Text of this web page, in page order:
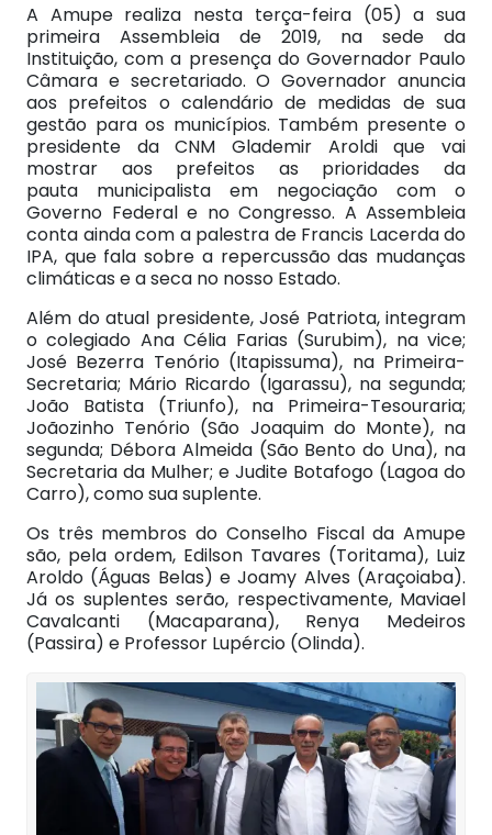
A Amupe realiza nesta terça-feira (05) a sua
primeira Assembleia de 2019, na sede da
Instituição, com a presença do Governador Paulo
Câmara e secretariado. O Governador anuncia
aos prefeitos o calendário de medidas de sua
gestão para os municípios. Também presente o
presidente da CNM Glademir Aroldi que vai
mostrar aos prefeitos as prioridades da
pauta municipalista em negociação com o
Governo Federal e no Congresso. A Assembleia
conta ainda com a palestra de Francis Lacerda do
IPA, que fala sobre a repercussão das mudanças
climáticas e a seca no nosso Estado.
Além do atual presidente, José Patriota, integram
o colegiado Ana Célia Farias (Surubim), na vice;
José Bezerra Tenório (Itapissuma), na Primeira-
Secretaria; Mário Ricardo (Igarassu), na segunda;
João Batista (Triunfo), na Primeira-Tesouraria;
Joãozinho Tenório (São Joaquim do Monte), na
segunda; Débora Almeida (São Bento do Una), na
Secretaria da Mulher; e Judite Botafogo (Lagoa do
Carro), como sua suplente.
Os três membros do Conselho Fiscal da Amupe
são, pela ordem, Edilson Tavares (Toritama), Luiz
Aroldo (Águas Belas) e Joamy Alves (Araçoiaba).
Já os suplentes serão, respectivamente, Maviael
Cavalcanti (Macaparana), Renya Medeiros
(Passira) e Professor Lupércio (Olinda).